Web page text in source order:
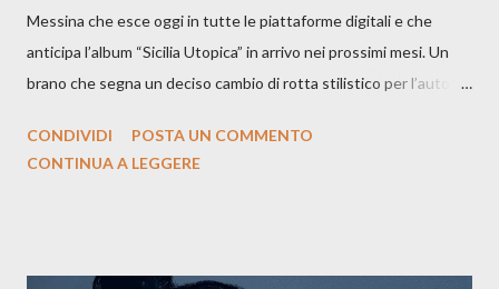
Messina che esce oggi in tutte le piattaforme digitali e che
anticipa l’album “Sicilia Utopica” in arrivo nei prossimi mesi. Un
brano che segna un deciso cambio di rotta stilistico per l’autore
testo ibrido tra italiano e siciliano, e un’urgenza espressiva che
CONDIVIDI
POSTA UN COMMENTO
CONTINUA A LEGGERE